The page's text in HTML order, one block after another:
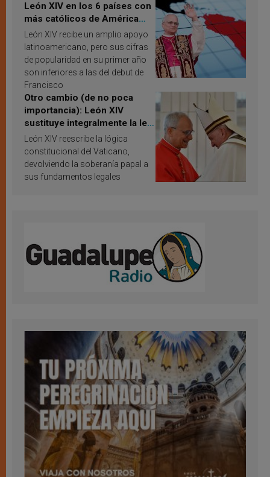
León XIV en los 6 países con
más católicos de América
Latina en 2026? Publican
resultados de investigación
León XIV recibe un amplio apoyo
latinoamericano, pero sus cifras
de popularidad en su primer año
son inferiores a las del debut de
Francisco
Otro cambio (de no poca
importancia): León XIV
sustituye integralmente la ley
vaticana de Papa Francisco
León XIV reescribe la lógica
constitucional del Vaticano,
devolviendo la soberanía papal a
sus fundamentos legales